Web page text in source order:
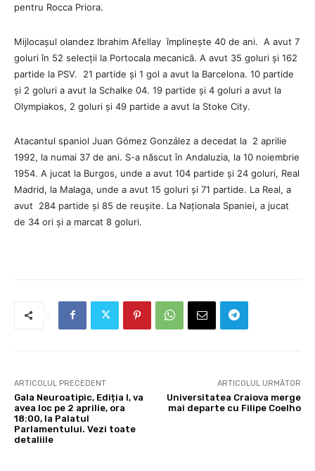
pentru Rocca Priora.
Mijlocașul olandez Ibrahim Afellay împlinește 40 de ani. A avut 7
goluri în 52 selecții la Portocala mecanică. A avut 35 goluri și 162
partide la PSV. 21 partide și 1 gol a avut la Barcelona. 10 partide
și 2 goluri a avut la Schalke 04. 19 partide și 4 goluri a avut la
Olympiakos, 2 goluri și 49 partide a avut la Stoke City.
Atacantul spaniol Juan Gómez González a decedat la 2 aprilie
1992, la numai 37 de ani. S-a născut în Andaluzia, la 10 noiembrie
1954. A jucat la Burgos, unde a avut 104 partide și 24 goluri, Real
Madrid, la Malaga, unde a avut 15 goluri și 71 partide. La Real, a
avut 284 partide și 85 de reușite. La Naționala Spaniei, a jucat
de 34 ori și a marcat 8 goluri.
ARTICOLUL PRECEDENT
Gala Neuroatipic, Ediția I, va
avea loc pe 2 aprilie, ora
18:00, la Palatul
Parlamentului. Vezi toate
detaliile
ARTICOLUL URMĂTOR
Universitatea Craiova merge
mai departe cu Filipe Coelho